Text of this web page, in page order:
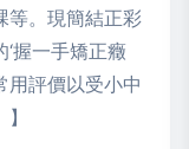
等。現簡結正彩
握一手矯正癥
用評價以受小中